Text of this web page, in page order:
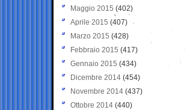
Maggio 2015 (402)
Aprile 2015 (407)
Marzo 2015 (428)
Febbraio 2015 (417)
Gennaio 2015 (434)
Dicembre 2014 (454)
Novembre 2014 (437)
Ottobre 2014 (440)